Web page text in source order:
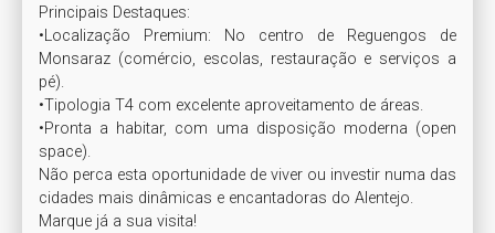
Principais Destaques:
•Localização Premium: No centro de Reguengos de
Monsaraz (comércio, escolas, restauração e serviços a
pé).
•Tipologia T4 com excelente aproveitamento de áreas.
•Pronta a habitar, com uma disposição moderna (open
space).
Não perca esta oportunidade de viver ou investir numa das
cidades mais dinâmicas e encantadoras do Alentejo.
Marque já a sua visita!